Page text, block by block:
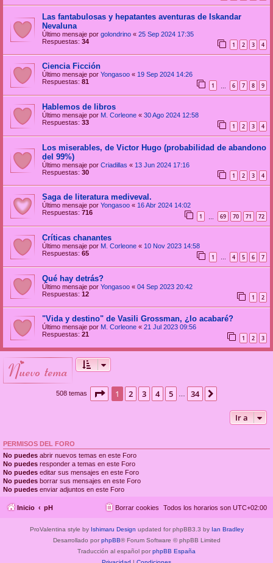
Las fantabulosas y hepatantes aventuras de Iskandar
Nevaluna
Último mensaje por golondrino « 25 Sep 2024 17:35
Respuestas: 34 1 2 3 4
Ciencia Ficción
Último mensaje por Yongasoo « 19 Sep 2024 14:26
Respuestas: 81 1 6 7 8 9
Hablemos de libros
Último mensaje por M. Corleone « 30 Ago 2024 12:58
Respuestas: 33 1 2 3 4
Los miserables, de Victor Hugo (probabilidad de abandono
del 99%)
Último mensaje por Criadillas « 13 Jun 2024 17:16
Respuestas: 30 1 2 3 4
Saga de literatura mediveval.
Último mensaje por Yongasoo « 16 Abr 2024 14:02
Respuestas: 716 1 69 70 71 72
Críticas chanantes
Último mensaje por M. Corleone « 10 Nov 2023 14:58
Respuestas: 65 1 … 4 5 6 7
Qué hay detrás?
Último mensaje por Yongasoo « 04 Sep 2023 20:42
Respuestas: 12 1 2
"Vida y destino" de Vasili Grossman, ¿lo acabaré?
Último mensaje por M. Corleone « 21 Jul 2023 09:56
Respuestas: 21 1 2 3
nuevo tema
508 temas Página de 34
1 2 3 4 5 34
Ir a
PERMISOS DEL FORO
No puedes abrir nuevos temas en este Foro
No puedes responder a temas en este Foro
No puedes editar sus mensajes en este Foro
No puedes borrar sus mensajes en este Foro
No puedes enviar adjuntos en este Foro
Inicio pH Todos los horarios son UTC+02:00
Borrar cookies
ProValentina style by Ishimaru Design updated for phpBB3.3 by Ian Bradley
Desarrollado por phpBB® Forum Software © phpBB Limited
Traducción al español por phpBB España